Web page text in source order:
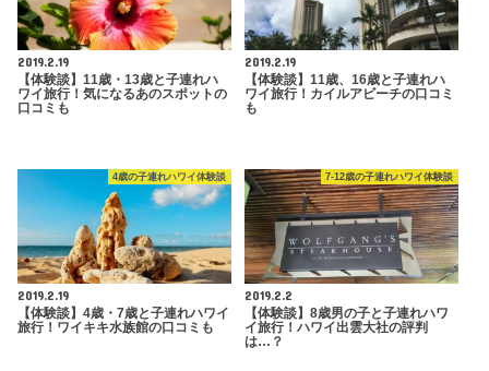
2019.2.19
【体験談】11歳・13歳と子連れハ
ワイ旅行！気になるあのスポットの
口コミも
2019.2.19
【体験談】11歳、16歳と子連れハ
ワイ旅行！カイルアビーチの口コミ
も
4歳の子連れハワイ体験談
2019.2.19
【体験談】4歳・7歳と子連れハワイ
旅行！ワイキキ水族館の口コミも
7-12歳の子連れハワイ体験談
2019.2.2
【体験談】8歳男の子と子連れハワ
イ旅行！ハワイ出雲大社の評判
は…？